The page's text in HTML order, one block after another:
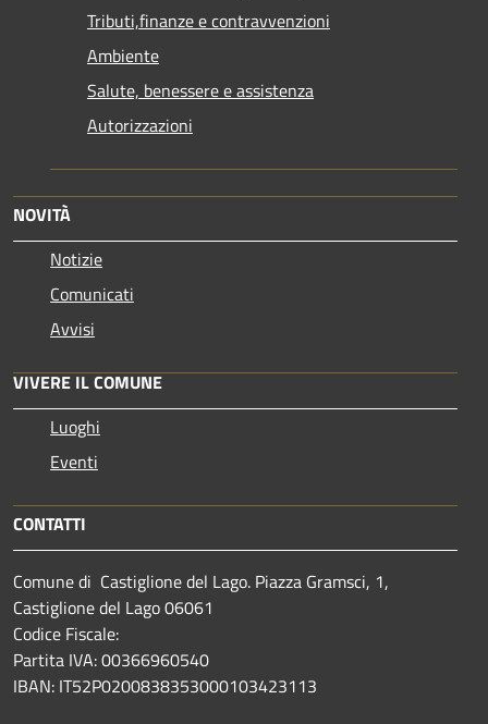
Tributi,finanze e contravvenzioni
Ambiente
Salute, benessere e assistenza
Autorizzazioni
NOVITÀ
Notizie
Comunicati
Avvisi
VIVERE IL COMUNE
Luoghi
Eventi
CONTATTI
Comune di Castiglione del Lago. Piazza Gramsci, 1,
Castiglione del Lago 06061
Codice Fiscale:
Partita IVA: 00366960540
IBAN: IT52P0200838353000103423113